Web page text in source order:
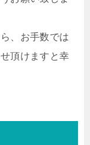
、お手数では
頂けますと幸